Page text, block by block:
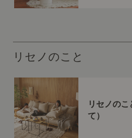
リセノのこと
リセノのこ
て）